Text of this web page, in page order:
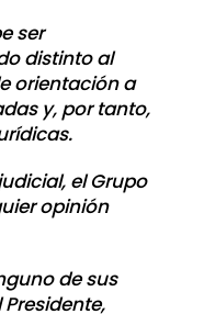
ser
distinto al
orientación a
y, por tanto,
el Grupo
opinión
de sus